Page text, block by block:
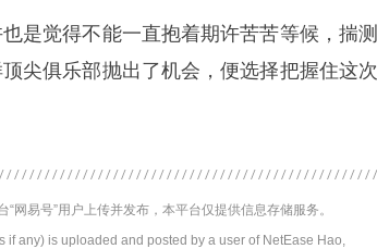
是觉得不能一直抱着期许苦苦等候，揣测
尖俱乐部抛出了机会，便选择把握住这次
网易号”用户上传并发布，本平台仅提供信息存储服务。
any) is uploaded and posted by a user of NetEase Hao,